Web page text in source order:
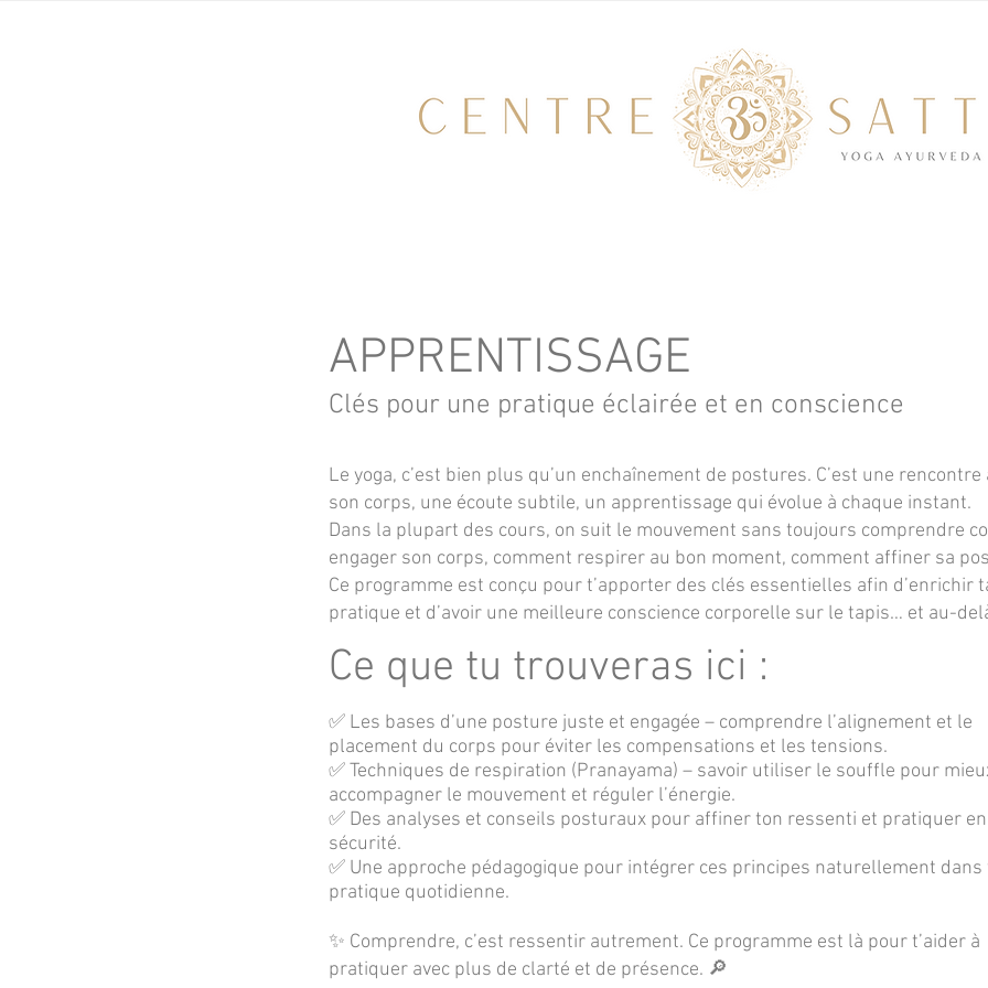
APPRENTISSAGE
Clés pour une pratique éclairée et en conscience
Le yoga, c’est bien plus qu’un enchaînement de postures. C’est une rencontre
son corps, une écoute subtile, un apprentissage qui évolue à chaque instant.
Dans la plupart des cours, on suit le mouvement sans toujours comprendre
engager son corps, comment respirer au bon moment, comment affiner sa
Ce programme est conçu pour t’apporter des clés essentielles afin d’enrichir
pratique et d’avoir une meilleure conscience corporelle sur le tapis… et au-
Ce que tu trouveras ici :
✅ Les bases d’une posture juste et engagée – comprendre l’alignement et le
placement du corps pour éviter les compensations et les tensions.
✅ Techniques de respiration (Pranayama) – savoir utiliser le souffle pour
accompagner le mouvement et réguler l’énergie.
✅ Des analyses et conseils posturaux pour affiner ton ressenti et pratiquer
sécurité.
✅ Une approche pédagogique pour intégrer ces principes naturellement dans
pratique quotidienne.
✨ Comprendre, c’est ressentir autrement. Ce programme est là pour t’aider à
pratiquer avec plus de clarté et de présence. 🔎